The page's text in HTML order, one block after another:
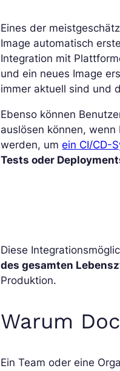
Eines der
Image automatisch
Integration mit
und ein neues Image
immer aktuell sind und
Ebenso können
auslösen können,
werden, umein CI/CD-
Tests oder
Diese
des gesamten
Produktion.
Warum
Ein Team oder eine